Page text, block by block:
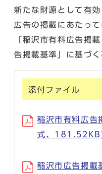
新たな財源として有
広告の掲載にあたっ
「稲沢市有料広告掲
告掲載基準」に基づ
添付ファイル
稲沢市有料広告
式、
稲沢市広告掲載